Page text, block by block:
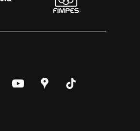
SíguenosSíguenos
Encuéntranos